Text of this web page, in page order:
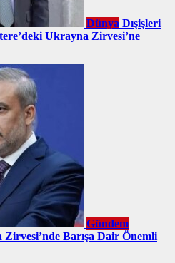
Dünya Dışişleri
Ukrayna Zirvesi’ne
Gündem
Barışa Dair Önemli